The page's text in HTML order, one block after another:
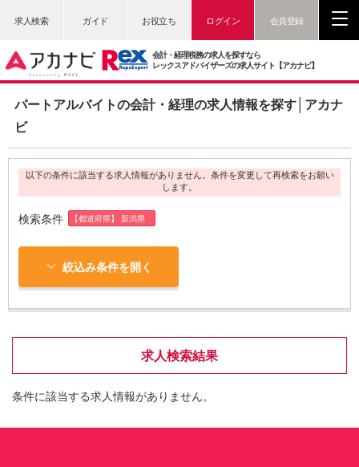
求人検索 ガイド お役立ち ログイン 会員登録
会計・経理税務の求人を探すなら
レックスアドバイザーズの求人サイト【アカナビ】
パートアルバイトの会計・経理の求人情報を探す│アカナ
ビ
以下の条件に該当する求人情報がありません。条件を変更して再検索をお願い
します。
検索条件 【都道府県】 新潟県
絞込み条件を開く
求人検索結果
条件に該当する求人情報がありません。